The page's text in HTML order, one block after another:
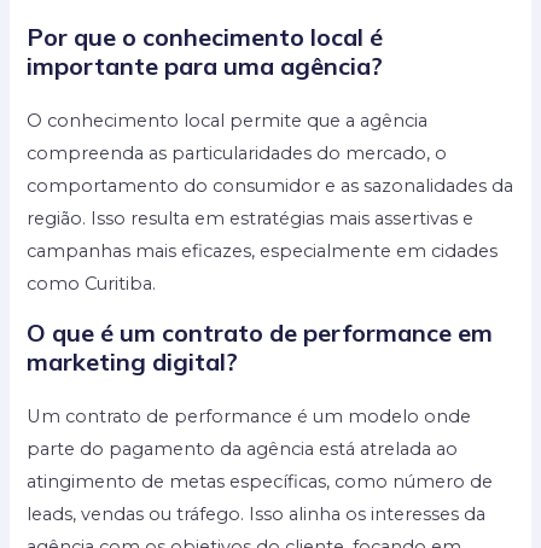
Por que o conhecimento local é
importante para uma agência?
O conhecimento local permite que a agência
compreenda as particularidades do mercado, o
comportamento do consumidor e as sazonalidades da
região. Isso resulta em estratégias mais assertivas e
campanhas mais eficazes, especialmente em cidades
como Curitiba.
O que é um contrato de performance em
marketing digital?
Um contrato de performance é um modelo onde
parte do pagamento da agência está atrelada ao
atingimento de metas específicas, como número de
leads, vendas ou tráfego. Isso alinha os interesses da